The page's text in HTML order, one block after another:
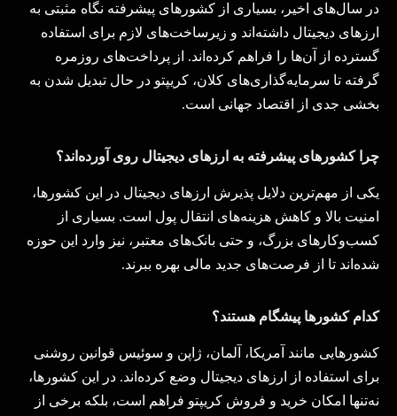
در سال‌های اخیر، بسیاری از کشورهای پیشرفته نگاه مثبتی به
ارزهای دیجیتال داشته‌اند و زیرساخت‌های لازم برای استفاده
گسترده از آن‌ها را فراهم کرده‌اند. از پرداخت‌های روزمره
گرفته تا سرمایه‌گذاری‌های کلان، کریپتو در حال تبدیل شدن به
بخشی جدی از اقتصاد جهانی است.
چرا کشورهای پیشرفته به ارزهای دیجیتال روی آورده‌اند؟
یکی از مهم‌ترین دلایل پذیرش ارزهای دیجیتال در این کشورها،
امنیت بالا و کاهش هزینه‌های انتقال پول است. بسیاری از
کسب‌وکارهای بزرگ، و حتی بانک‌های معتبر، نیز وارد این حوزه
شده‌اند تا از فرصت‌های جدید مالی بهره ببرند.
کدام کشورها پیشگام‌ هستند؟
کشورهایی مانند آمریکا، آلمان، ژاپن و سوئیس قوانین روشنی
برای استفاده از ارزهای دیجیتال وضع کرده‌اند. در این کشورها،
نه‌تنها امکان خرید و فروش کریپتو فراهم است، بلکه برخی از